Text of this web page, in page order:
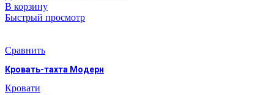
В корзину
Быстрый просмотр
Сравнить
Кровать-тахта Модерн
Кровати